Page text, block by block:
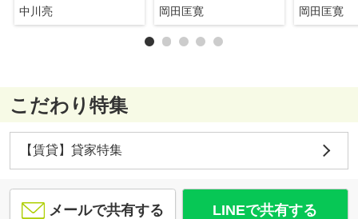
中川亮 岡田匡寛 岡田匡寛
こだわり特集
【賃貸】貸家特集
メールで共有する LINEで共有する